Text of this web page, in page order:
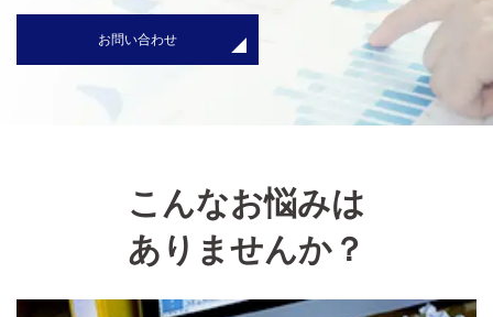
お問い合わせ
こんなお悩みは
ありませんか？